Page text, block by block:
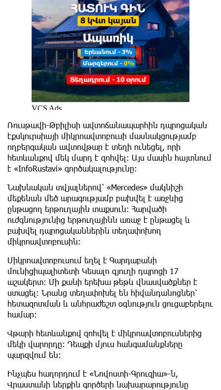
Ռուսթավի-Թբիլիսի ավտոճանապարհին դպրոցական
էքսկուրսիայի միկրոավտոբուսի մասնակցությամբ
ողբերգական ավտովթար է տեղի ունեցել, որի
հետևանքով մեկ մարդ է զոհվել։ Այս մասին հայտնում
է «InfoRustavi» գործակալությունը։
Նախնական տվյալներով՝ «Mercedes» մակնիշի
մեքենան մեծ արագությամբ բախվել է առջևից
ընթացող երթուղային տաքսուն։ Հարվածի
ուժգնությունից երթուղայինն առաջ է ընթացել և
բախվել դպրոցականներին տեղափոխող
միկրոավտոբուսին։
Միկրոավտոբուսում եղել է Գարդաբանի
մունիցիպալիտետի Կեսալո գյուղի դպրոցի 17
աշակերտ։ Մի քանի երեխա թեթև վնասվածքներ է
ստացել։ Նրանց տեղափոխել են հիվանդանոցներ՝
հետազոտման և անհրաժեշտ օգնություն ցուցաբերելու
համար։
Վթարի հետևանքով զոհվել է միկրոավտոբուսներից
մեկի վարորդը։ Դեպքի մյուս հանգամանքները
պարզվում են։
Ինչպես հաղորդում է «Նովոստի-Գրուզիա»-ն,
Վրաստանի ներքին գործերի նախարարությունը